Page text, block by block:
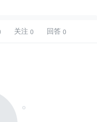
关注 回答